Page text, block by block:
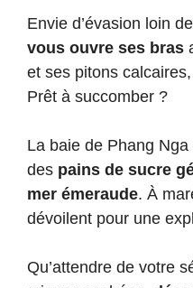
Envie d’évasion loin
vous ouvre ses bras
et ses pitons
Prêt à succomber ?
La baie de Phang Nga
des pains de sucre
mer émeraude. À
dévoilent pour une
Qu’attendre de votre